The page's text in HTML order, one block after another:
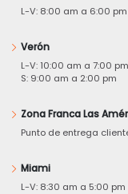
L-V: 8:00 am a 6:00
Verón
L-V: 10:00 am a 7:00 pm
S: 9:00 am a 2:00 pm
Zona Franca Las
Punto de entrega
Miami
L-V: 8:30 am a 5:00 pm